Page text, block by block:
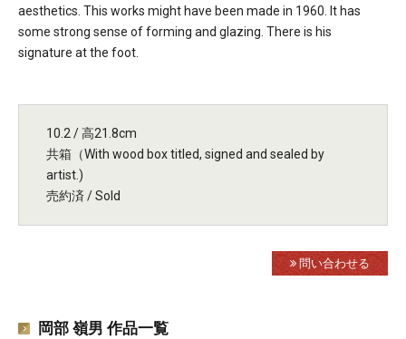
aesthetics. This works might have been made in 1960. It has
some strong sense of forming and glazing. There is his
signature at the foot.
10.2 / 高21.8cm
共箱（With wood box titled, signed and sealed by
artist.)
売約済 / Sold
問い合わせる
岡部 嶺男 作品一覧